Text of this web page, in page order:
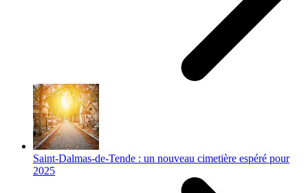
Saint-Dalmas-de-Tende : un nouveau cimetière espéré pour
2025